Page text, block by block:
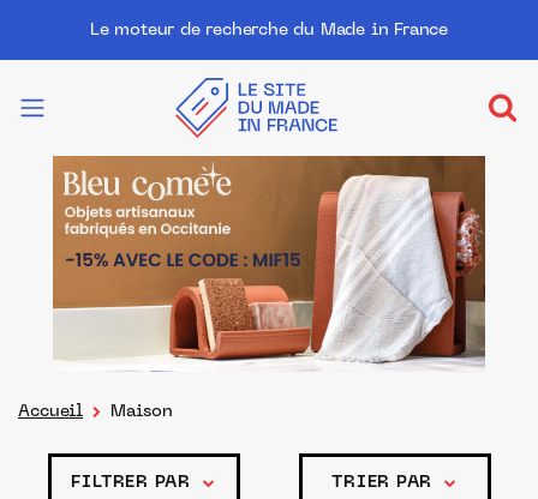
Le moteur de recherche du Made in France
Accueil Maison
FILTRER PAR TRIER PAR